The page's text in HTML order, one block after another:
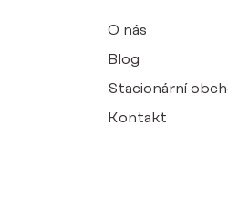
O nás
Blog
Stacionární
Kontakt